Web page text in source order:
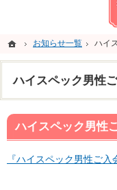
ホーム
お知らせ一覧 ハイ
ハイスペック男性
ハイスペック男性
『ハイスペック男性ご入
ホーム
お知らせ一覧 ハイ